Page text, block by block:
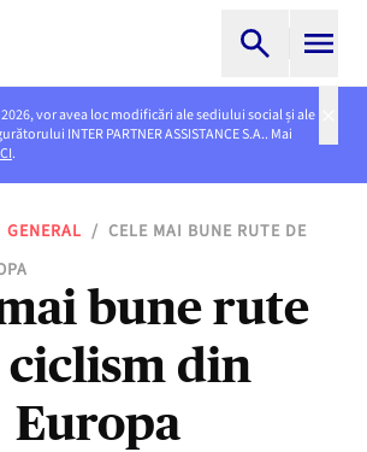
vor avea loc modificări ale sediului social și ale
INTER PARTNER ASSISTANCE S.A.. Mai
.
GENERAL / CELE MAI BUNE RUTE DE
bune rute
ciclism din
Europa